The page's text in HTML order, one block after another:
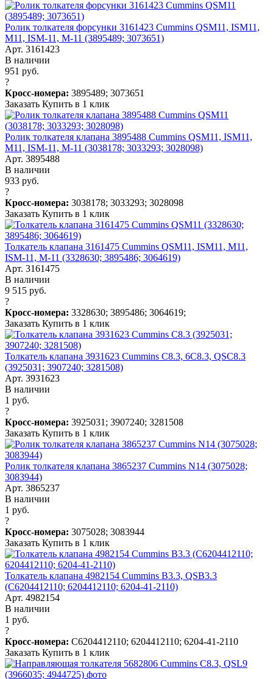
Ролик толкателя форсунки 3161423 Cummins QSM11, ISM11,
M11, ISM-11, M-11 (3895489; 3073651)
Арт. 3161423
В наличии
951 руб.
?
Кросс-номера: 3895489; 3073651
Заказать Купить в 1 клик
Ролик толкателя клапана 3895488 Cummins QSM11, ISM11,
M11, ISM-11, M-11 (3038178; 3033293; 3028098)
Арт. 3895488
В наличии
933 руб.
?
Кросс-номера: 3038178; 3033293; 3028098
Заказать Купить в 1 клик
Толкатель клапана 3161475 Cummins QSM11, ISM11, M11,
ISM-11, M-11 (3328630; 3895486; 3064619)
Арт. 3161475
В наличии
9 515 руб.
?
Кросс-номера: 3328630; 3895486; 3064619;
Заказать Купить в 1 клик
Толкатель клапана 3931623 Cummins C8.3, 6C8.3, QSC8.3
(3925031; 3907240; 3281508)
Арт. 3931623
В наличии
1 руб.
?
Кросс-номера: 3925031; 3907240; 3281508
Заказать Купить в 1 клик
Ролик толкателя клапана 3865237 Cummins N14 (3075028;
3083944)
Арт. 3865237
В наличии
1 руб.
?
Кросс-номера: 3075028; 3083944
Заказать Купить в 1 клик
Толкатель клапана 4982154 Cummins B3.3, QSB3.3
(C6204412110; 6204412110; 6204-41-2110)
Арт. 4982154
В наличии
1 руб.
?
Кросс-номера: C6204412110; 6204412110; 6204-41-2110
Заказать Купить в 1 клик